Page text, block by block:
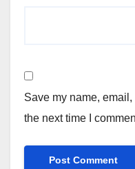
Save my name,
the next time I